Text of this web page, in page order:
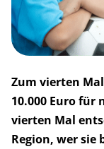
Zum vierten
10.000 Euro für
vierten Mal
Region, wer sie